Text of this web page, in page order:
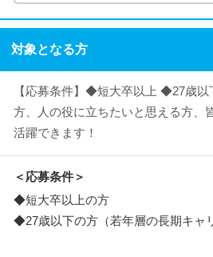
対象となる方
【応募条件】◆短大卒以上 ◆27歳
方、人の役に立ちたいと思える方、
活躍できます！
＜応募条件＞
◆短大卒以上の方
◆27歳以下の方（若年層の長期キャ